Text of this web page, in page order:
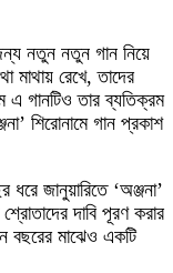
নতুন নতুন গান নিয়ে
মাথায় রেখে, তাদের
এ গানটিও তার ব্যতিক্রম
শিরোনামে গান প্রকাশ
জানুয়ারিতে ‘অঞ্জনা’
দাবি পূরণ করার
বছরের মাঝেও একটি